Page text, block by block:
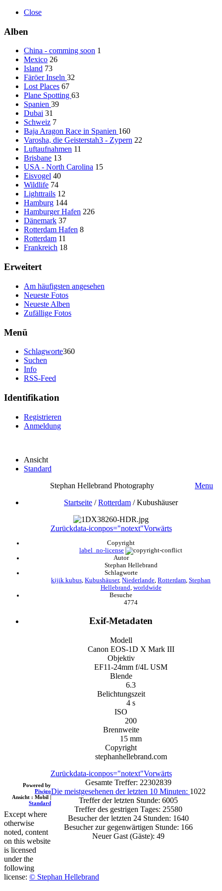
Close
Alben
China - comming soon 1
Mexico 26
Island 73
Färöer Inseln 32
Lost Places 67
Plane Spotting 63
Spanien 39
Dubai 31
Schweiz 7
Baja Aragon Race in Spanien 160
Varosha, die Geisterstah3 - Zypern 22
Luftaufnahmen 11
Brisbane 13
USA - North Carolina 15
Eisvogel 40
Wildlife 74
Lighttrails 12
Hamburg 144
Hamburger Hafen 226
Dänemark 37
Rotterdam Hafen 8
Rotterdam 11
Frankreich 18
Erweitert
Am häufigsten angesehen
Neueste Fotos
Neueste Alben
Zufällige Fotos
Menü
Schlagworte360
Suchen
Info
RSS-Feed
Identifikation
Registrieren
Anmeldung
Ansicht
Standard
Stephan Hellebrand Photography
Menu
Startseite /Rotterdam /Kubushäuser
Zurückdata-iconpos="notext"Vorwärts
Copyright
label_no-license
Autor
Stephan Hellebrand
Schlagworte
kijik kubus Kubushäuser, Niederlande Rotterdam Stephan
Hellebrand worldwide
Besuche
4774
Exif-Metadaten
Modell
Canon EOS-1D X Mark III
Objektiv
EF11-24mm f/4L USM
Blende
6.3
Belichtungszeit
4 s
ISO
200
Brennweite
15 mm
Copyright
stephanhellebrand.com
Zurückdata-iconpos="notext"Vorwärts
Gesamte Treffer: 22302839
Die meistgesehenen der letzten 10 Minuten: 1022
Treffer der letzten Stunde: 6005
Treffer des gestrigen Tages: 25580
Besucher der letzten 24 Stunden: 1640
Besucher zur gegenwärtigen Stunde: 166
Neuer Gast (Gäste): 49
Powered by
Piwigo
Ansicht : Mobil |
Standard
Except where
otherwise
noted, content
on this website
is licensed
under the
following
license: © Stephan Hellebrand